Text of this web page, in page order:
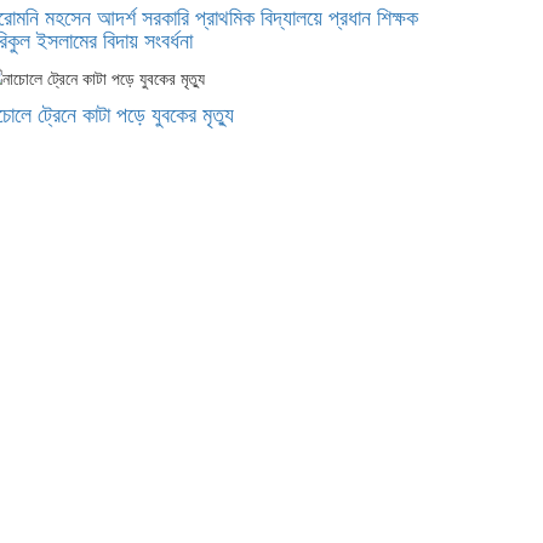
মহসেন আদর্শ সরকারি প্রাথমিক বিদ্যালয়ে প্রধান শিক্ষক
ইসলামের বিদায় সংবর্ধনা
ট্রেনে কাটা পড়ে যুবকের মৃত্যু